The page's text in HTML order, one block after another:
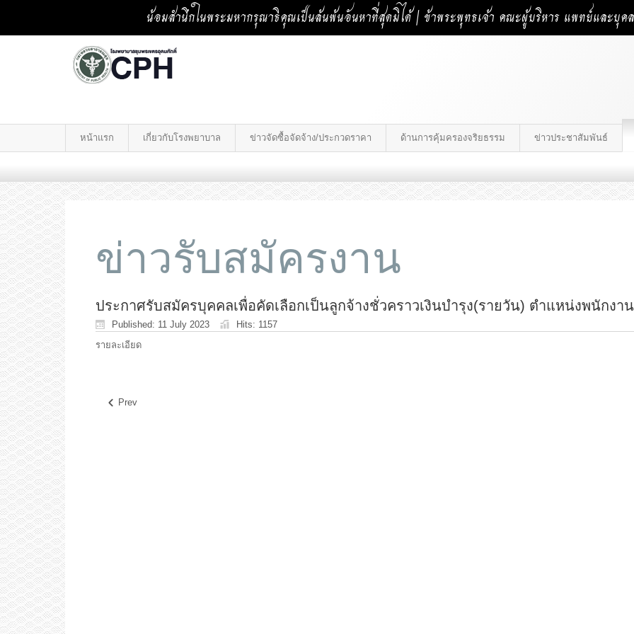
น้อมสำนึกในพระมหากรุณาธิคุณเป็นล้นพ้นอันหาที่สุดมิได้ | ข้าพระพุทธเจ้า คณะผู้บริหาร แพทย์และบุค
หน้าแรก เกี่ยวกับโรงพยาบาล ข่าวจัดซื้อจัดจ้าง/ประกวดราคา ด้านการคุ้มครองจริยธรรม ข่าวประชาสัมพันธ์
ข่าวรับสมัครงาน
ประกาศรับสมัครบุคคลเพื่อคัดเลือกเป็นลูกจ้างชั่วคราวเงินบำรุง(รายวัน) ตำแหน่งพนักงา
Published: 11 July 2023
Hits: 1157
รายละเอียด
Prev